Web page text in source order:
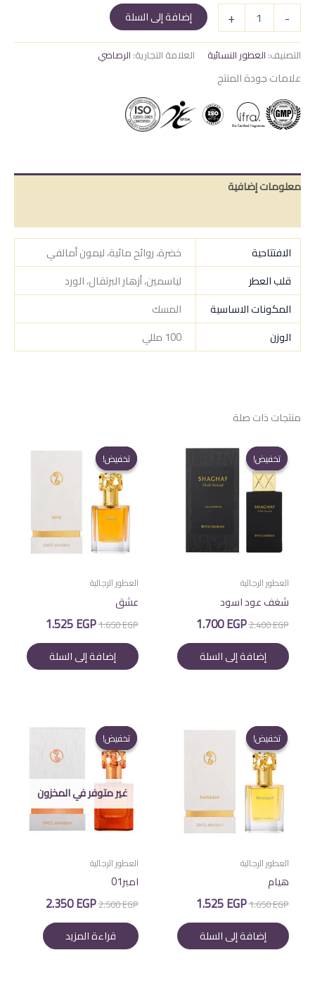
-
كمية
يمن
حريمى
+ إضافة إلى السلة
التصنيف: العطور النسائية العلامة التجارية: الرصاصي
علامات جودة المنتج
معلومات إضافية
الافتتاحية
خضرة، روائح مائية، ليمون أمالفي
قلب العطر
لياسمين، أزهار البرتقال، الورد
المكونات الاساسية
المسك
الوزن
100 مللي
منتجات ذات صلة
تخفيض!
تخفيض!
العطور الرجالية
شغف عود اسود
2.400EGP السعر
الأصلي
هو:
2.400 EGP.
1.700EGP
هو:
1.700 EGP. إضافة إلى السلة
تخفيض!
تخفيض!
العطور الرجالية
عشق
1.650EGP السعر
الأصلي
هو:
1.650 EGP.
1.525EGP
هو:
1.525 EGP. إضافة إلى السلة
تخفيض!
تخفيض!
العطور الرجالية
هيام
1.650EGP السعر
الأصلي
هو:
1.650 EGP.
1.525EGP
هو:
1.525 EGP. إضافة إلى السلة
تخفيض!
غير متوفر في المخزون
تخفيض!
العطور الرجالية
امبر01
2.500EGP السعر
الأصلي
هو:
2.500 EGP.
2.350EGP
هو:
2.350 EGP. قراءة المزيد